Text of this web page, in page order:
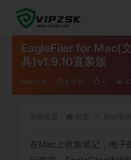
EagleFiler for Mac(
具)v1.9.10直装版
Mac软件 4 年前 0
在Mac上收集笔记，电子